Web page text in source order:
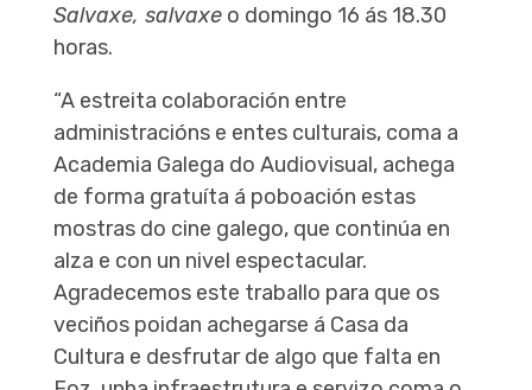
Salvaxe, salvaxeo domingo 16 ás 18.30
horas.
“A estreita colaboración entre
administracións e entes culturais, coma a
Academia Galega do Audiovisual, achega
de forma gratuíta á poboación estas
mostras do cine galego, que continúa en
alza e con un nivel espectacular.
Agradecemos este traballo para que os
veciños poidan achegarse á Casa da
Cultura e desfrutar de algo que falta en